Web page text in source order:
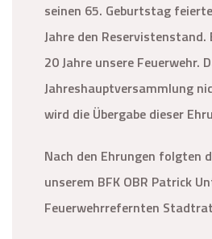
seinen 65. Geburtstag
Jahre den
20 Jahre unsere Feuerwehr.
Jahreshauptversammlung
wird die Übergabe dieser
Nach den Ehrungen folgten
unserem BFK OBR Patrick
Feuerwehrrefernten